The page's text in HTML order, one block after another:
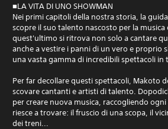
■LA VITA DI UNO SHOWMAN
Nei primi capitoli della nostra storia, la
scopre il suo talento nascosto per la musica
quest'ultimo si ritrova non solo a cantare
anche a vestire i panni di un vero e proprio
una vasta gamma di incredibili spettacoli in
Per far decollare questi spettacoli, Makoto
scovare cantanti e artisti di talento.
per creare nuova musica, raccogliendo
riesce a trovare: il fruscio di una scopa, il
dei treni...